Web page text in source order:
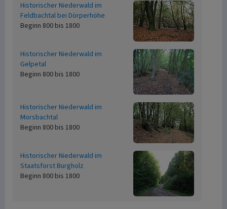
Historischer Niederwald im
Feldbachtal bei Dörperhöhe
Beginn 800 bis 1800
Historischer Niederwald im
Gelpetal
Beginn 800 bis 1800
Historischer Niederwald im
Morsbachtal
Beginn 800 bis 1800
Historischer Niederwald im
Staatsforst Burgholz
Beginn 800 bis 1800